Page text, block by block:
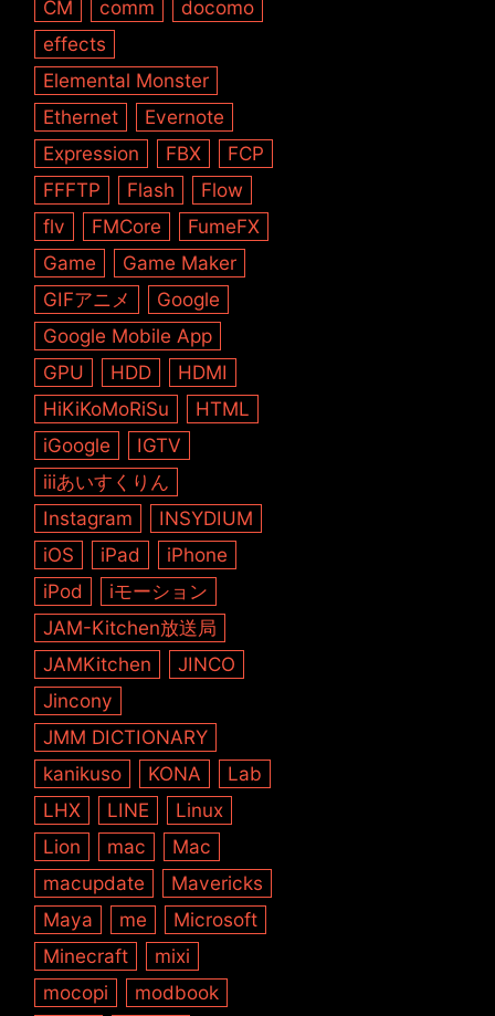
CM
comm
docomo
effects
Elemental Monster
Ethernet
Evernote
Expression
FBX
FCP
FFFTP
Flash
Flow
flv
FMCore
FumeFX
Game
Game Maker
GIFアニメ
Google
Google Mobile App
GPU
HDD
HDMI
HiKiKoMoRiSu
HTML
iGoogle
IGTV
iiiあいすくりん
Instagram
INSYDIUM
iOS
iPad
iPhone
iPod
iモーション
JAM-Kitchen放送局
JAMKitchen
JINCO
Jincony
JMM DICTIONARY
kanikuso
KONA
Lab
LHX
LINE
Linux
Lion
mac
Mac
macupdate
Mavericks
Maya
me
Microsoft
Minecraft
mixi
mocopi
modbook